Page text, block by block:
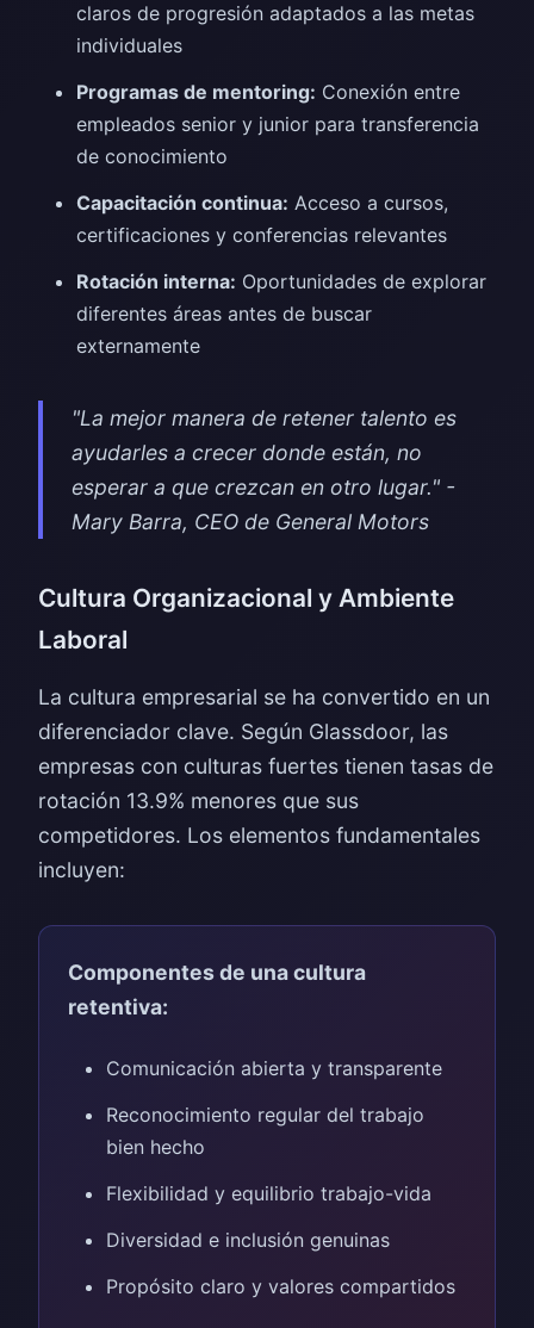
claros de progresión adaptados a las metas
individuales
Programas de mentoring: Conexión entre
empleados senior y junior para transferencia
de conocimiento
Capacitación continua: Acceso a cursos,
certificaciones y conferencias relevantes
Rotación interna: Oportunidades de explorar
diferentes áreas antes de buscar
externamente
"La mejor manera de retener talento es
ayudarles a crecer donde están, no
esperar a que crezcan en otro lugar." -
Mary Barra, CEO de General Motors
Cultura Organizacional y Ambiente
Laboral
La cultura empresarial se ha convertido en un
diferenciador clave. Según Glassdoor, las
empresas con culturas fuertes tienen tasas de
rotación 13.9% menores que sus
competidores. Los elementos fundamentales
incluyen:
Componentes de una cultura
retentiva:
Comunicación abierta y transparente
Reconocimiento regular del trabajo
bien hecho
Flexibilidad y equilibrio trabajo-vida
Diversidad e inclusión genuinas
Propósito claro y valores compartidos